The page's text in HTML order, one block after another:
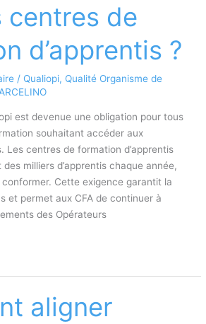
centres de
d’apprentis ?
/ Qualiopi, Qualité Organisme de
est devenue une obligation pour tous
souhaitant accéder aux
Les centres de formation d’apprentis
milliers d’apprentis chaque année,
conformer. Cette exigence garantit la
et permet aux CFA de continuer à
des Opérateurs
aligner